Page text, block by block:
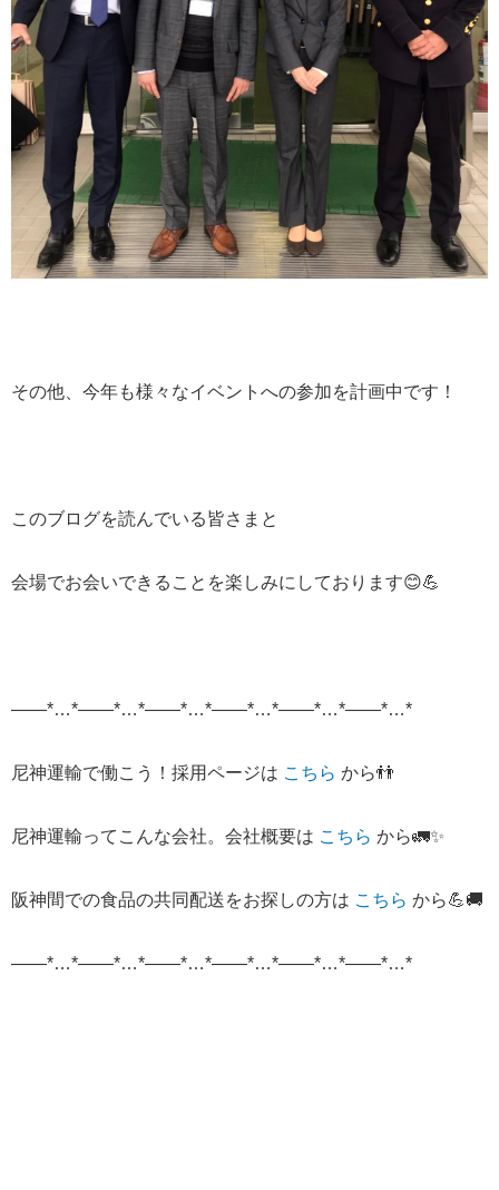
その他、今年も様々なイベントへの参加を計画中です！
このブログを読んでいる皆さまと
会場でお会いできることを楽しみにしております😊💪
——*…*——*…*——*…*——*…*——*…*——*…*
尼神運輸で働こう！採用ページは こちら から👬
尼神運輸ってこんな会社。会社概要は こちら から🚛✨
阪神間での食品の共同配送をお探しの方は こちら から💪🚚
——*…*——*…*——*…*——*…*——*…*——*…*